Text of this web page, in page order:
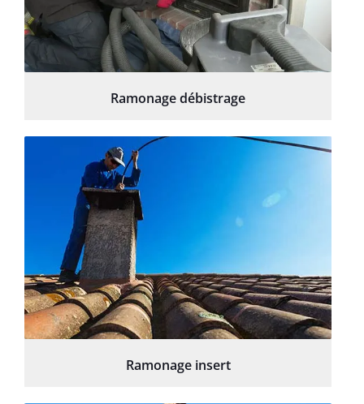
Ramonage débistrage
Ramonage insert